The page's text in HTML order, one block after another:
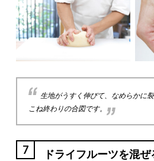
生地がうすく伸びて、なめらかに
こね終わりの合図です。
7 ドライフルーツを混ぜ